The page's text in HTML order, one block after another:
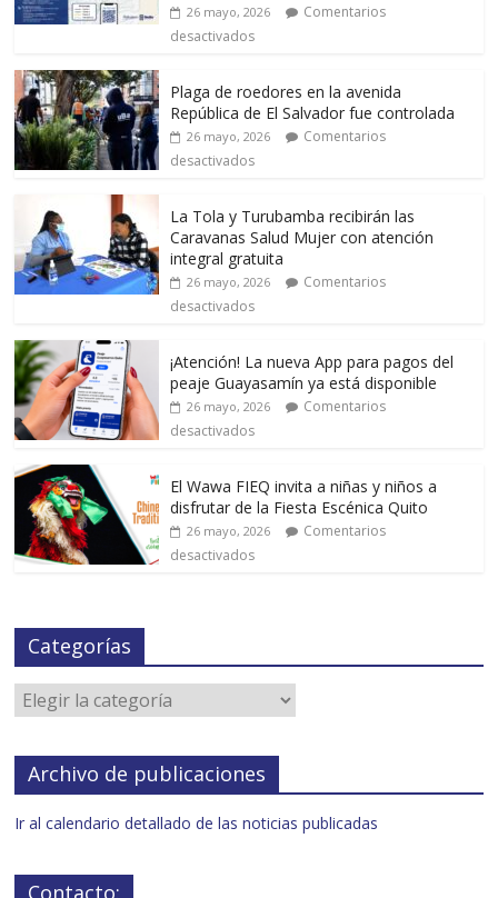
26 mayo, 2026
Comentarios
desactivados
Plaga de roedores en la avenida
República de El Salvador fue controlada
26 mayo, 2026
Comentarios
desactivados
La Tola y Turubamba recibirán las
Caravanas Salud Mujer con atención
integral gratuita
26 mayo, 2026
Comentarios
desactivados
¡Atención! La nueva App para pagos del
peaje Guayasamín ya está disponible
26 mayo, 2026
Comentarios
desactivados
El Wawa FIEQ invita a niñas y niños a
disfrutar de la Fiesta Escénica Quito
26 mayo, 2026
Comentarios
desactivados
Categorías
Archivo de publicaciones
Ir al calendario detallado de las noticias publicadas
Contacto: